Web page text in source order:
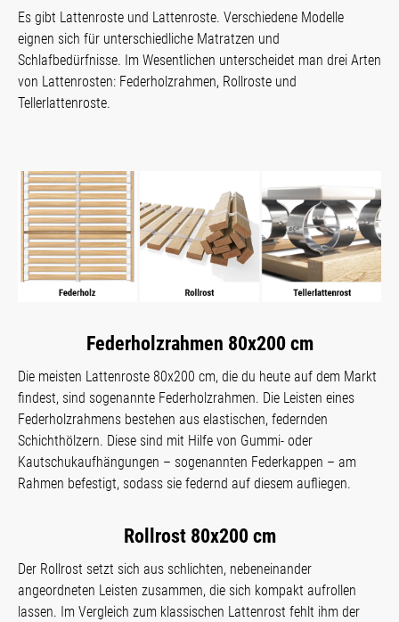
Es gibt Lattenroste und Lattenroste. Verschiedene Modelle
eignen sich für unterschiedliche Matratzen und
Schlafbedürfnisse. Im Wesentlichen unterscheidet man drei Arten
von Lattenrosten: Federholzrahmen, Rollroste und
Tellerlattenroste.
Federholzrahmen 80x200 cm
Die meisten Lattenroste 80x200 cm, die du heute auf dem Markt
findest, sind sogenannte Federholzrahmen. Die Leisten eines
Federholzrahmens bestehen aus elastischen, federnden
Schichthölzern. Diese sind mit Hilfe von Gummi- oder
Kautschukaufhängungen – sogenannten Federkappen – am
Rahmen befestigt, sodass sie federnd auf diesem aufliegen.
Rollrost 80x200 cm
Der Rollrost setzt sich aus schlichten, nebeneinander
angeordneten Leisten zusammen, die sich kompakt aufrollen
lassen. Im Vergleich zum klassischen Lattenrost fehlt ihm der